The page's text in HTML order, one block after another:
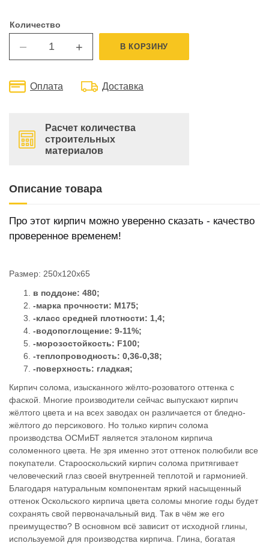
Количество
— + В КОРЗИНУ
Оплата Доставка
Расчет количества
строительных
материалов
Описание товара
Про этот кирпич можно уверенно сказать - качество
проверенное временем!
Размер: 250x120x65
в поддоне: 480;
-марка прочности: М175;
-класс средней плотности: 1,4;
-водопоглощение: 9-11%;
-морозостойкость: F100;
-теплопроводность: 0,36-0,38;
-поверхность: гладкая;
Кирпич солома, изысканного жёлто-розоватого оттенка с
фаской. Многие производители сейчас выпускают кирпич
жёлтого цвета и на всех заводах он различается от бледно-
жёлтого до персикового. Но только кирпич солома
производства ОСМиБТ является эталоном кирпича
соломенного цвета. Не зря именно этот оттенок полюбили все
покупатели. Старооскольский кирпич солома притягивает
человеческий глаз своей внутренней теплотой и гармонией.
Благодаря натуральным компонентам яркий насыщенный
оттенок Оскольского кирпича цвета соломы многие годы будет
сохранять свой первоначальный вид. Так в чём же его
преимущество? В основном всё зависит от исходной глины,
используемой для производства кирпича. Глина, богатая